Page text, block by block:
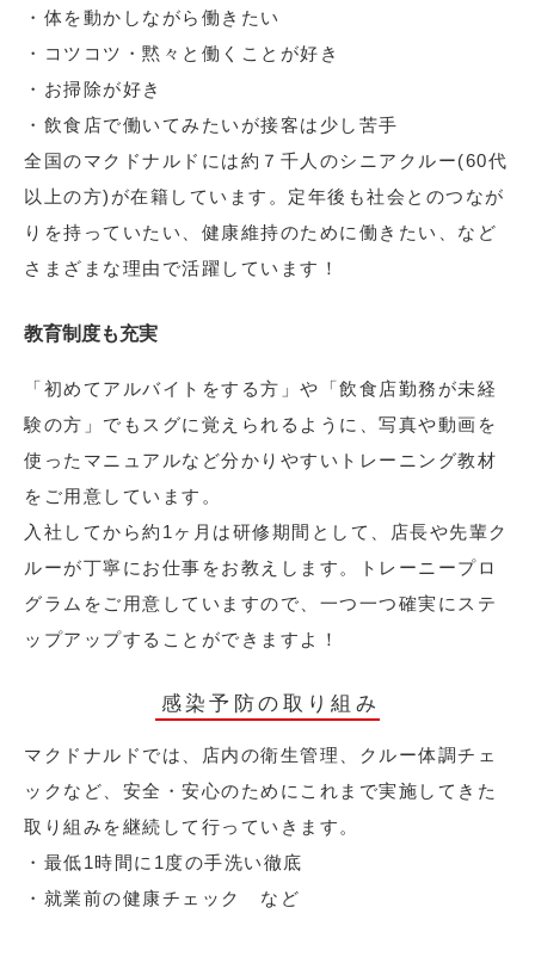
・体を動かしながら働きたい
・コツコツ・黙々と働くことが好き
・お掃除が好き
・飲食店で働いてみたいが接客は少し苦手
全国のマクドナルドには約７千人のシニアクルー(60代
以上の方)が在籍しています。定年後も社会とのつなが
りを持っていたい、健康維持のために働きたい、など
さまざまな理由で活躍しています！
教育制度も充実
「初めてアルバイトをする方」や「飲食店勤務が未経
験の方」でもスグに覚えられるように、写真や動画を
使ったマニュアルなど分かりやすいトレーニング教材
をご用意しています。
入社してから約1ヶ月は研修期間として、店長や先輩ク
ルーが丁寧にお仕事をお教えします。トレーニープロ
グラムをご用意していますので、一つ一つ確実にステ
ップアップすることができますよ！
感染予防の取り組み
マクドナルドでは、店内の衛生管理、クルー体調チェ
ックなど、安全・安心のためにこれまで実施してきた
取り組みを継続して行っていきます。
・最低1時間に1度の手洗い徹底
・就業前の健康チェック など